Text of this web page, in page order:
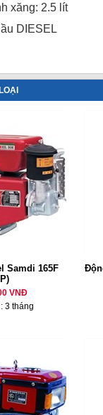
xăng: 2.5 lít
DIESEL
Samdi 165F
VNĐ
3 tháng